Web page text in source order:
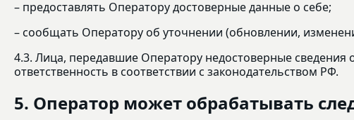
– предоставлять Оператору достоверные данные о себе;
– сообщать Оператору об уточнении (обновлении,
4.3. Лица, передавшие Оператору недостоверные сведения
ответственность в соответствии с законодательством РФ.
5. Оператор может обрабатывать